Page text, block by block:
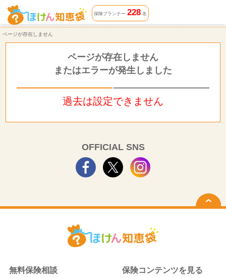
ページが存在しません | ほけん知恵袋
保険プランナー 228名
ページが存在しません
ページが存在しません
またはエラーが発生しました
過去は設定できません
OFFICIAL SNS
無料保険相談 保険コンテンツを見る